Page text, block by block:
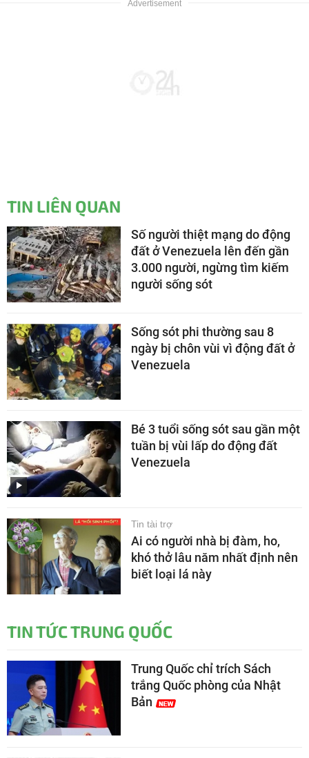
TIN LIÊN QUAN
Số người thiệt mạng do động
đất ở Venezuela lên đến gần
3.000 người, ngừng tìm kiếm
người sống sót
Sống sót phi thường sau 8
ngày bị chôn vùi vì động đất ở
Venezuela
Bé 3 tuổi sống sót sau gần một
tuần bị vùi lấp do động đất
Venezuela
Tin tài trợ
Ai có người nhà bị đàm, ho,
khó thở lâu năm nhất định nên
biết loại lá này
TIN TỨC TRUNG QUỐC
Trung Quốc chỉ trích Sách
trắng Quốc phòng của Nhật
Bản